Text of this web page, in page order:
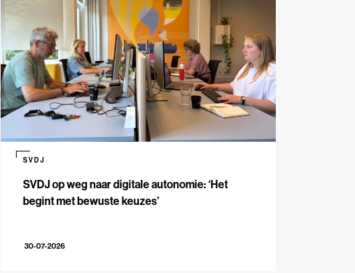
SVDJ op weg naar digitale autonomie: ‘Het
begint met bewuste keuzes’
SVDJ
30-07-2026